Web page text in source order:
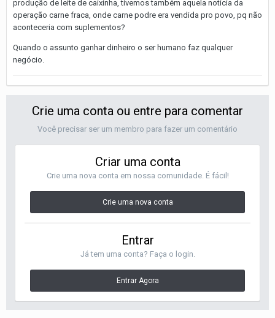
produção de leite de caixinha, tivemos também aquela notícia da
operação carne fraca, onde carne podre era vendida pro povo, pq não
aconteceria com suplementos?
Quando o assunto ganhar dinheiro o ser humano faz qualquer
negócio.
Crie uma conta ou entre para comentar
Você precisar ser um membro para fazer um comentário
Criar uma conta
Crie uma nova conta em nossa comunidade. É fácil!
Crie uma nova conta
Entrar
Já tem uma conta? Faça o login.
Entrar Agora